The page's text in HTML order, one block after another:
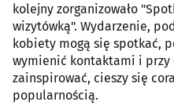
kolejny zorganizowało
wizytówką". Wydarzenie,
kobiety mogą się spotkać,
wymienić kontaktami i przy
zainspirować, cieszy się
popularnością.